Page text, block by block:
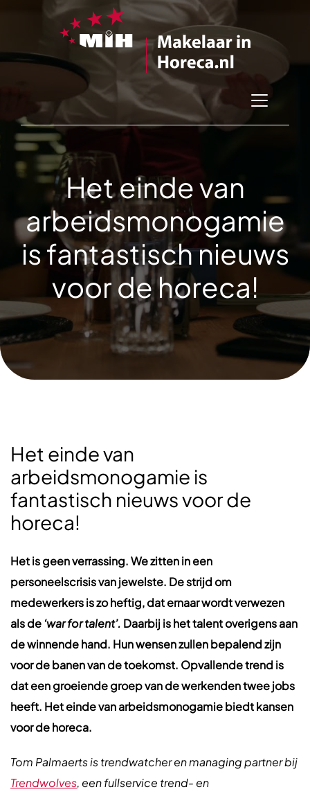
Het einde van
arbeidsmonogamie
is fantastisch nieuws
voor de horeca!
Het einde van
arbeidsmonogamie is
fantastisch nieuws voor de
horeca!
Het is geen verrassing. We zitten in een
personeelscrisis van jewelste. De strijd om
medewerkers is zo heftig, dat ernaar wordt verwezen
als de ‘war for talent’. Daarbij is het talent overigens aan
de winnende hand. Hun wensen zullen bepalend zijn
voor de banen van de toekomst. Opvallende trend is
dat een groeiende groep van de werkenden twee jobs
heeft. Het einde van arbeidsmonogamie biedt kansen
voor de horeca.
Tom Palmaerts is trendwatcher en managing partner bij
Trendwolves, een fullservice trend- en